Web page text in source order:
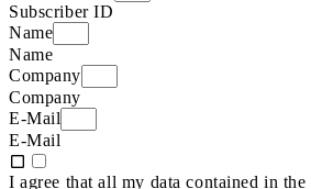
Subscriber ID
Name
Name
Company
Company
E-Mail
E-Mail
I agree that all my data contained in